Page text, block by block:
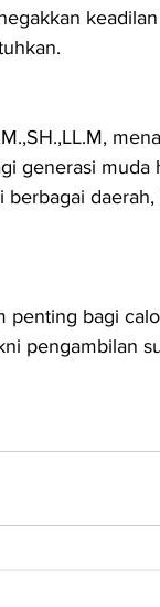
generasi muda
berbagai
bagi
pengambilan